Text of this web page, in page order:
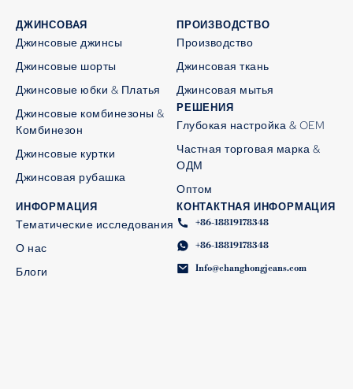
ДЖИНСОВАЯ
Джинсовые джинсы
Джинсовые шорты
Джинсовые юбки & Платья
Джинсовые комбинезоны &
Комбинезон
Джинсовые куртки
Джинсовая рубашка
ПРОИЗВОДСТВО
Производство
Джинсовая ткань
Джинсовая мытья
РЕШЕНИЯ
Глубокая настройка & OEM
Частная торговая марка &
ОДМ
Оптом
ИНФОРМАЦИЯ
Тематические исследования
О нас
Блоги
КОНТАКТНАЯ ИНФОРМАЦИЯ
+86-18819178348
+86-18819178348
Info@changhongjeans.com